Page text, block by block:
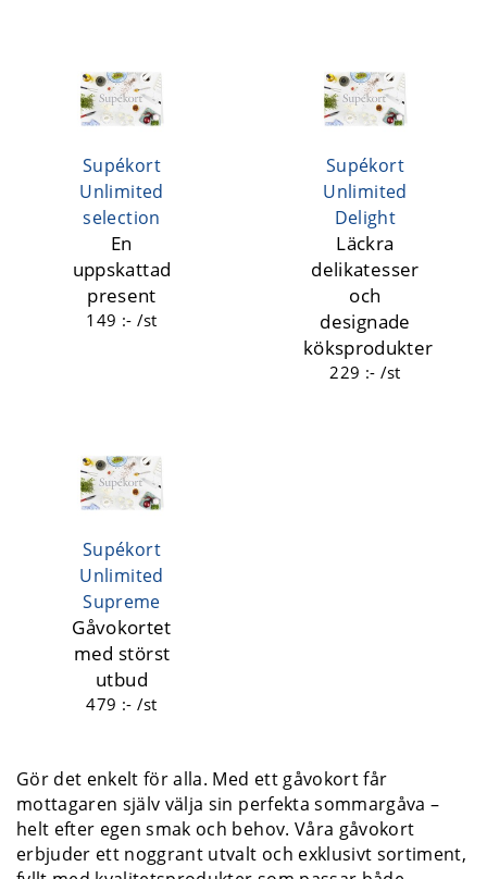
Supékort
Unlimited
selection
En
uppskattad
present
149 :- /st
Supékort
Unlimited
Delight
Läckra
delikatesser
och
designade
köksprodukter
229 :- /st
Supékort
Unlimited
Supreme
Gåvokortet
med störst
utbud
479 :- /st
Gör det enkelt för alla. Med ett gåvokort får
mottagaren själv välja sin perfekta sommargåva –
helt efter egen smak och behov. Våra gåvokort
erbjuder ett noggrant utvalt och exklusivt sortiment,